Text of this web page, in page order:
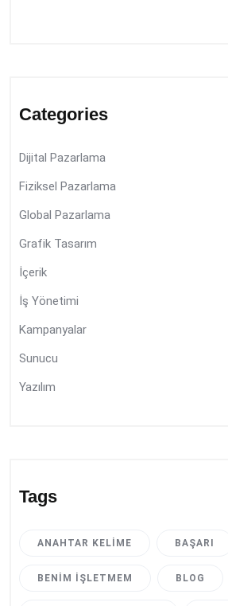
Categories
Dijital Pazarlama
Fiziksel Pazarlama
Global Pazarlama
Grafik Tasarım
İçerik
İş Yönetimi
Kampanyalar
Sunucu
Yazılım
Tags
ANAHTAR KELIME BAŞARI
BENIM İŞLETMEM BLOG